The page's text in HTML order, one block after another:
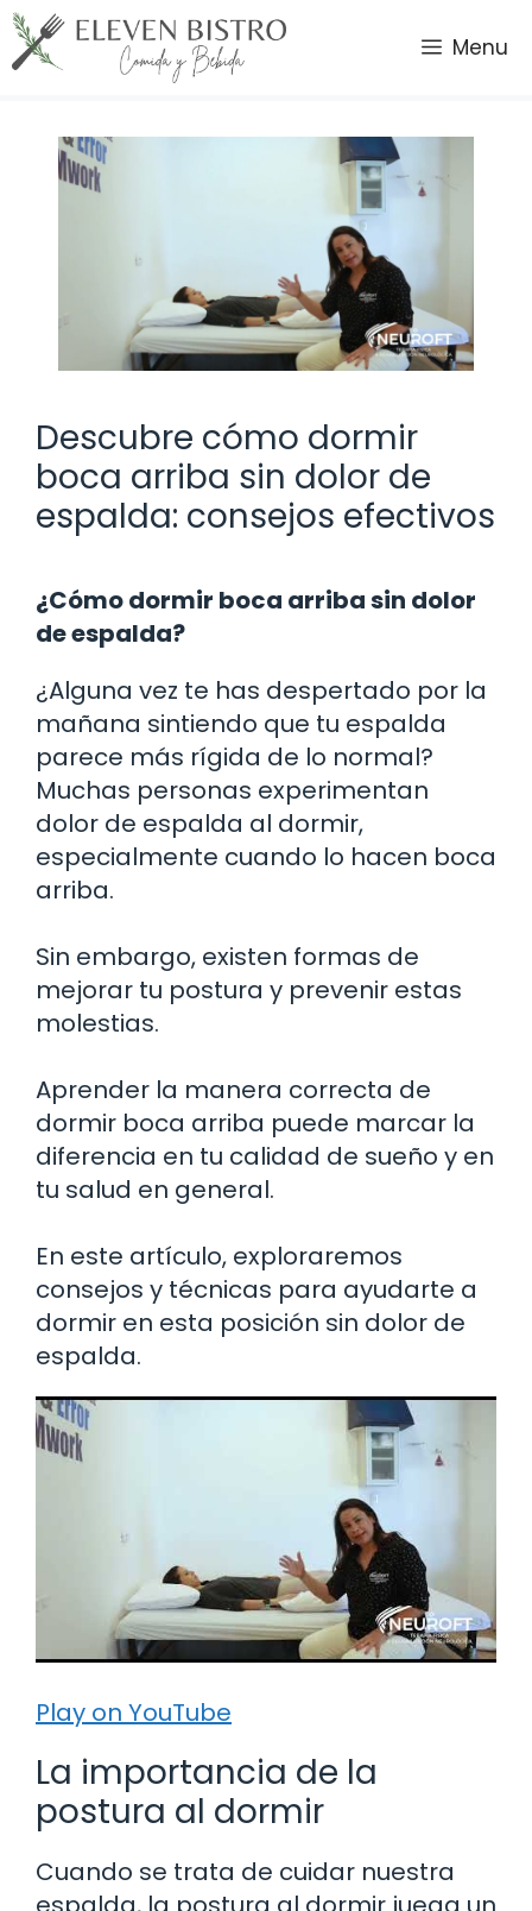
Saltar
al
contenido
Menu
Descubre cómo dormir
boca arriba sin dolor de
espalda: consejos efectivos
¿Cómo dormir boca arriba sin dolor
de espalda?
¿Alguna vez te has despertado por la
mañana sintiendo que tu espalda
parece más rígida de lo normal?
Muchas personas experimentan
dolor de espalda al dormir,
especialmente cuando lo hacen boca
arriba.
Sin embargo, existen formas de
mejorar tu postura y prevenir estas
molestias.
Aprender la manera correcta de
dormir boca arriba puede marcar la
diferencia en tu calidad de sueño y en
tu salud en general.
En este artículo, exploraremos
consejos y técnicas para ayudarte a
dormir en esta posición sin dolor de
espalda.
Play on YouTube
La importancia de la
postura al dormir
Cuando se trata de cuidar nuestra